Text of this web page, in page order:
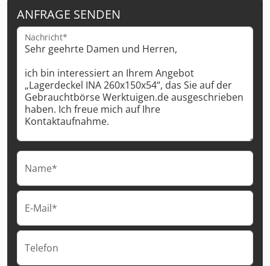
ANFRAGE SENDEN
Nachricht*
Name*
E-Mail*
Telefon